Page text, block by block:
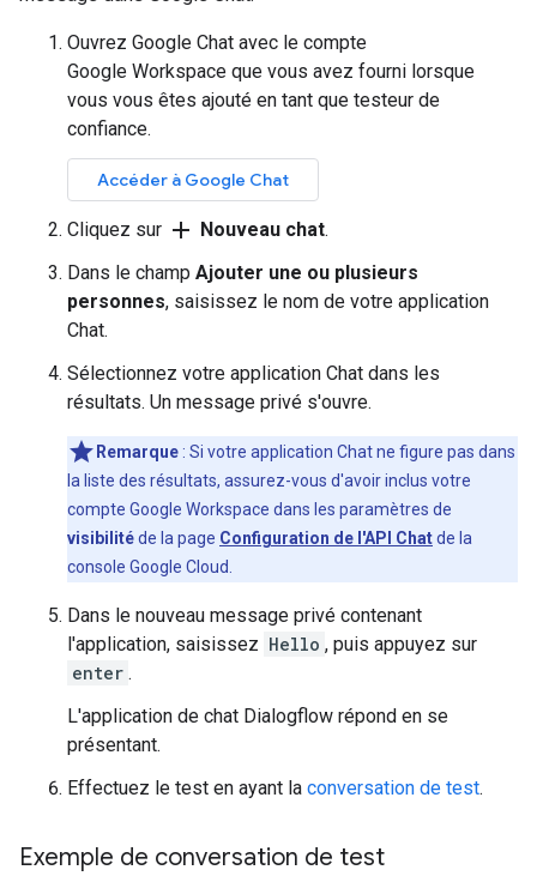
Ouvrez Google Chat avec le compte
Google Workspace que vous avez fourni lorsque
vous vous êtes ajouté en tant que testeur de
confiance.
Accéder à Google Chat
Cliquez sur add Nouveau chat.
Dans le champ Ajouter une ou plusieurs
personnes, saisissez le nom de votre application
Chat.
Sélectionnez votre application Chat dans les
résultats. Un message privé s'ouvre.
Remarque : Si votre application Chat ne figure pas dans
la liste des résultats, assurez-vous d'avoir inclus votre
compte Google Workspace dans les paramètres de
visibilitéde la page Configuration de l'API Chatde la
console Google Cloud.
Dans le nouveau message privé contenant
l'application, saisissez Hello , puis appuyez sur
enter .
L'application de chat Dialogflow répond en se
présentant.
Effectuez le test en ayant la conversation de test.
Exemple de conversation de test